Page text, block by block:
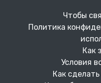
Чтобы
Политика
Как
Условия
Как